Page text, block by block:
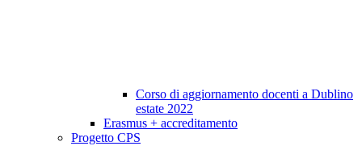
Corso di aggiornamento docenti a Dublino
estate 2022
Erasmus + accreditamento
Progetto CPS